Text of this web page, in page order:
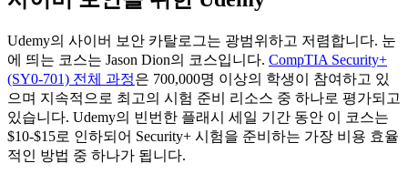
Udemy의 사이버 보안 카탈로그는 광범위하고 저렴합니다. 눈
에 띄는 코스는 Jason Dion의 코스입니다. CompTIA Security+
(SY0-701) 전체 과정은 700,000명 이상의 학생이 참여하고 있
으며 지속적으로 최고의 시험 준비 리소스 중 하나로 평가되고
있습니다. Udemy의 빈번한 플래시 세일 기간 동안 이 코스는
$10-$15로 인하되어 Security+ 시험을 준비하는 가장 비용 효율
적인 방법 중 하나가 됩니다.